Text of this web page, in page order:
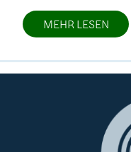
MEHR LESEN